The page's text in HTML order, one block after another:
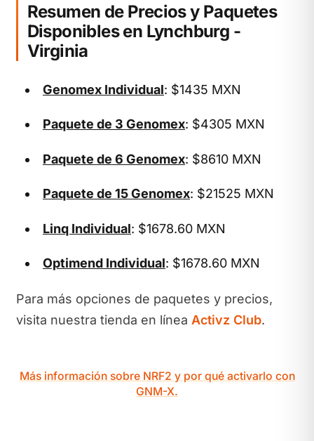
Resumen de Precios y Paquetes
Disponibles en Lynchburg -
Virginia
Genomex Individual: $1435 MXN
Paquete de 3 Genomex: $4305 MXN
Paquete de 6 Genomex: $8610 MXN
Paquete de 15 Genomex: $21525 MXN
Linq Individual: $1678.60 MXN
Optimend Individual: $1678.60 MXN
Para más opciones de paquetes y precios,
visita nuestra tienda en línea Activz Club.
Más información sobre NRF2 y por qué activarlo con
GNM-X.